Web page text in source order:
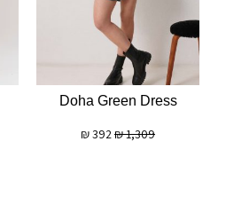
Doha Green Dress
1,309
₪
392
₪